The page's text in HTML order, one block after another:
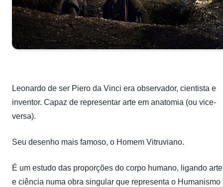
Leonardo de ser Piero da Vinci era observador, cientista e
inventor. Capaz de representar arte em anatomia (ou vice-
versa).
Seu desenho mais famoso, o Homem Vitruviano.
É um estudo das proporções do corpo humano, ligando arte
e ciência numa obra singular que representa o Humanismo